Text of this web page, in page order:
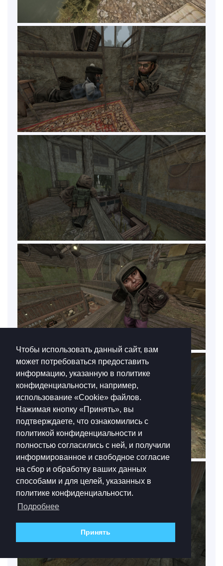
Чтобы использовать данный сайт, вам
может потребоваться предоставить
информацию, указанную в политике
конфиденциальности, например,
использование «Cookie»‎ файлов.
Нажимая кнопку «Принять», вы
подтверждаете, что ознакомились с
политикой конфиденциальности и
полностью согласились с ней, и получили
информированное и свободное согласие
на сбор и обработку ваших данных
способами и для целей, указанных в
политике конфиденциальности.
Подробнее
Принять